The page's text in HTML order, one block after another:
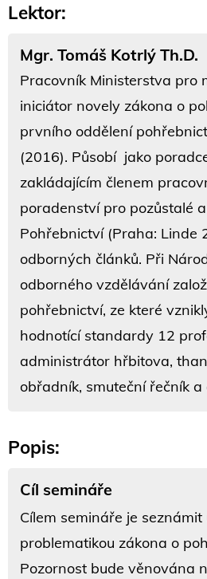
Lektor:
Mgr. Tomáš Kotrlý Th.D.
Pracovník Ministerstva pro
iniciátor novely zákona o
prvního oddělení
(2016). Působí jako
zakládajícím členem
poradenství pro pozůstalé
Pohřebnictví (Praha: Linde
odborných článků. Při
odborného vzdělávání
pohřebnictví, ze které
hodnotící standardy 12
administrátor hřbitova,
obřadník, smuteční řečník a
Popis:
Cíl semináře
Cílem semináře je
problematikou zákona o
Pozornost bude věnována